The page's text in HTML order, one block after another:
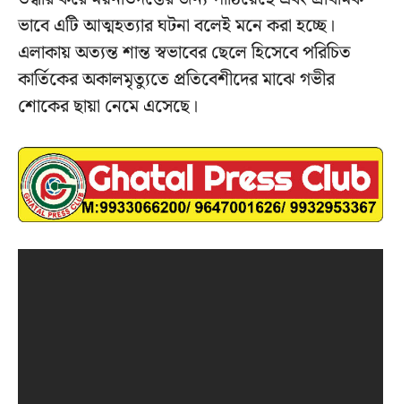
ভাবে এটি আত্মহত্যার ঘটনা বলেই মনে করা হচ্ছে।
এলাকায় অত্যন্ত শান্ত স্বভাবের ছেলে হিসেবে পরিচিত
কার্তিকের অকালমৃত্যুতে প্রতিবেশীদের মাঝে গভীর
শোকের ছায়া নেমে এসেছে।